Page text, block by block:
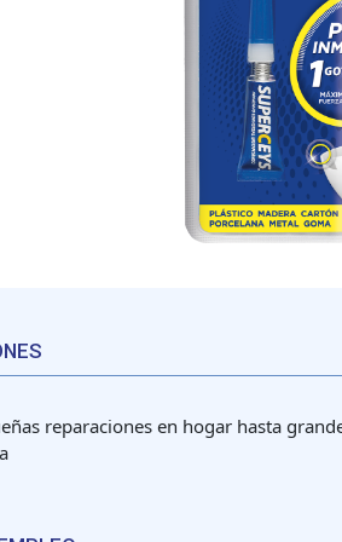
reparaciones en hogar hasta